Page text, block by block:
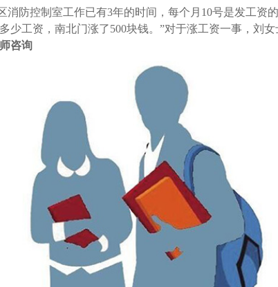
消防控制室工作已有3年的时间，每个月10号是发工资
少工资，南北门涨了500块钱。”对于涨工资一事，刘
咨询